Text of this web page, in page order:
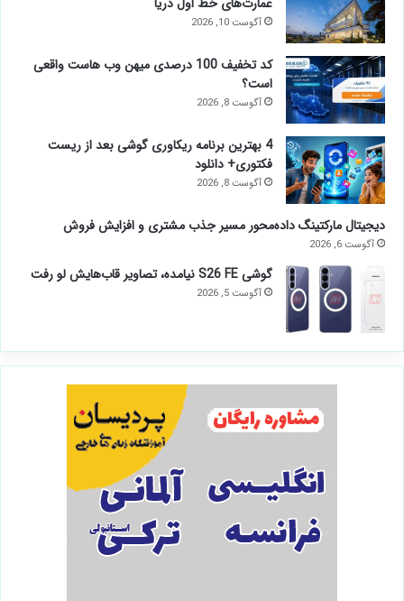
آگوست 10, 2026
کد تخفیف 100 درصدی میهن وب هاست واقعی
است؟
آگوست 8, 2026
4 بهترین برنامه ریکاوری گوشی بعد از ریست
فکتوری+ دانلود
آگوست 8, 2026
دیجیتال مارکتینگ داده‌محور مسیر جذب مشتری و افزایش فروش
آگوست 6, 2026
گوشی S26 FE نیامده، تصاویر قاب‌هایش لو رفت
آگوست 5, 2026